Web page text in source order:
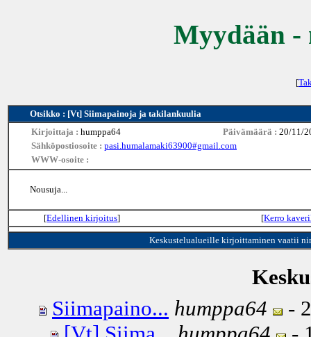
Myydään -
[
Otsikko : [Vt] Siimapainoja ja takilankuulia
Kirjoittaja : humppa64 Päivämäärä : 20/11/
Sähköpostiosoite : pasi.humalamaki63900#gmail.com
WWW-osoite :
Nousuja...
[Edellinen kirjoitus] [Kerro
Keskustelualueille kirjoittaminen vaatii
Siimapaino... humppa64
-